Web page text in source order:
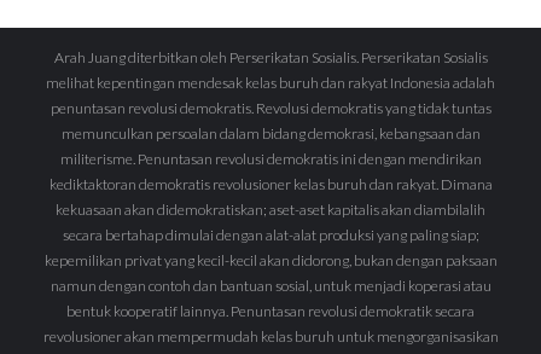
Arah Juang diterbitkan oleh Perserikatan Sosialis. Perserikatan Sosialis
melihat kepentingan mendesak kelas buruh dan rakyat Indonesia adalah
penuntasan revolusi demokratis. Revolusi demokratis yang tidak tuntas
memunculkan persoalan dalam bidang demokrasi, kebangsaan dan
militerisme. Penuntasan revolusi demokratis ini dengan mendirikan
kediktaktoran demokratis revolusioner kelas buruh dan rakyat. Dimana
kekuasaan akan didemokratiskan; aset-aset kapitalis akan diambilalih
secara bertahap dimulai dengan alat-alat produksi yang paling siap;
kepemilikan privat yang kecil-kecil akan didorong, bukan dengan paksaan
namun dengan contoh dan bantuan sosial, untuk menjadi koperasi atau
bentuk kooperatif lainnya. Penuntasan revolusi demokratik secara
revolusioner akan mempermudah kelas buruh untuk mengorganisasikan